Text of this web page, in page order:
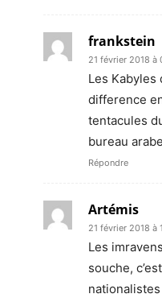
frankstein
21 février 2018 à
Les Kabyles
difference
tentacules
bureau
Répondre
Artémis
21 février 2018 à
Les
souche,